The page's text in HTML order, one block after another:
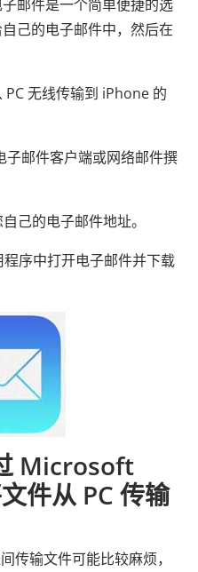
邮件是一个简单便捷的选
己的电子邮件中，然后在
无线传输到 iPhone 的
子邮件客户端或网络邮件撰
己的电子邮件地址。
序中打开电子邮件并下载
Microsoft
件从 PC 传输
传输文件可能比较麻烦，